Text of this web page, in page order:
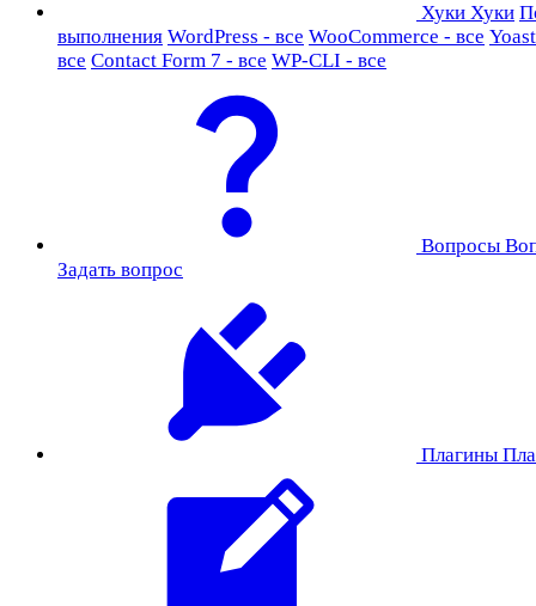
Хуки Хуки
выполнения WordPress - все WooCommerce - все
все Contact Form 7 - все WP-CLI - все
Вопросы
Задать вопрос
Плагины